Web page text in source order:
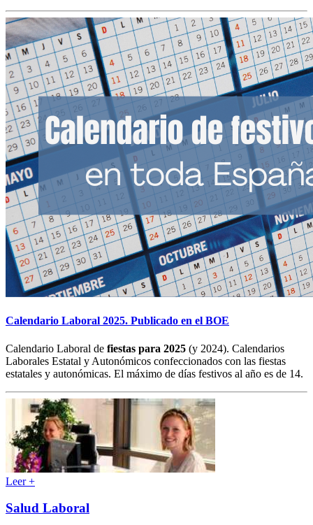
Calendario Laboral 2025. Publicado en el BOE
Calendario Laboral de fiestas para 2025 (y 2024). Calendarios
Laborales Estatal y Autonómicos confeccionados con las fiestas
estatales y autonómicas. El máximo de días festivos al año es de 14.
Leer +
Salud Laboral